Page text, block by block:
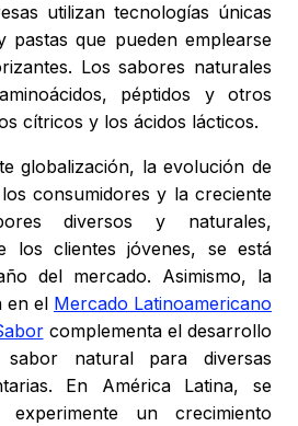
utilizan tecnologías únicas
que pueden emplearse
Los sabores naturales
péptidos y otros
cítricos y los ácidos lácticos.
globalización, la evolución de
consumidores y la creciente
diversos y naturales,
los clientes jóvenes, se está
del mercado. Asimismo, la
en el Mercado Latinoamericano
complementa el desarrollo
natural para diversas
En América Latina, se
un crecimiento